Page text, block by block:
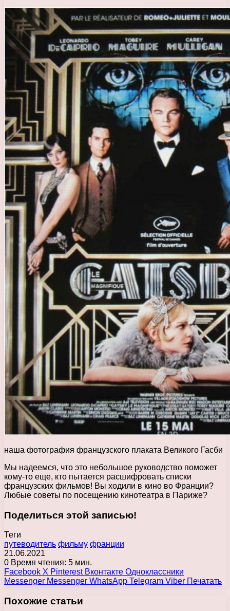
наша фотография французского плаката Великого Гасби
Мы надеемся, что это небольшое руководство поможет
кому-то еще, кто пытается расшифровать списки
французских фильмов! Вы ходили в кино во Франции?
Любые советы по посещению кинотеатра в Париже?
Поделиться этой записью!
Теги
путеводитель фильму франции
21.06.2021
0 Время чтения: 5 мин.
Facebook X Pinterest Вконтакте Одноклассники
Messenger Messenger WhatsApp Telegram Viber Печатать
Похожие статьи